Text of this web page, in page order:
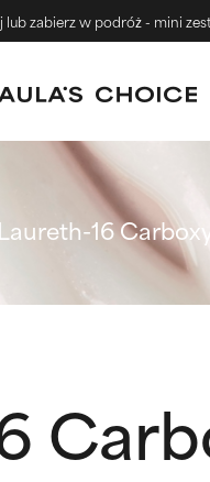
lub zabierz w podróż - mini
16